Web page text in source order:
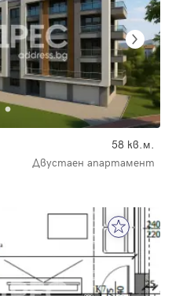
58 кв.м.
Двустаен апартамент